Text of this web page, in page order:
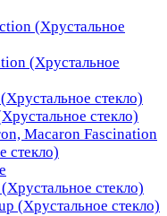
(Хрустальное
(Хрустальное
стекло)
стекло)
Macaron Fascination
стекло)
стекло)
(Хрустальное стекло)